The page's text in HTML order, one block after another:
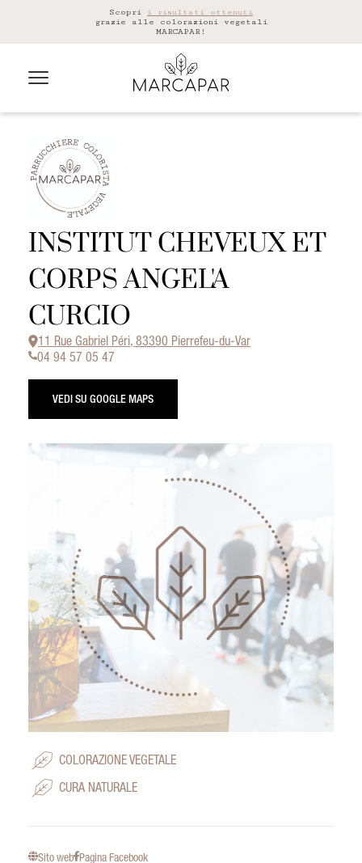
Scopri i risultati ottenuti
grazie alle colorazioni vegetali
MARCAPAR!
INSTITUT CHEVEUX ET
CORPS ANGEL'A
CURCIO
11 Rue Gabriel Péri, 83390 Pierrefeu-du-Var
04 94 57 05 47
VEDI SU GOOGLE MAPS
COLORAZIONE VEGETALE
CURA NATURALE
Sito web Pagina Facebook